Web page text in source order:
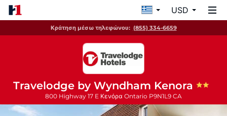
USD
Κράτηση μέσω τηλεφώνου: (855) 334-6659
Travelodge by Wyndham Kenora
800 Highway 17 E Κενόρα Ontario P9N1L9 CA